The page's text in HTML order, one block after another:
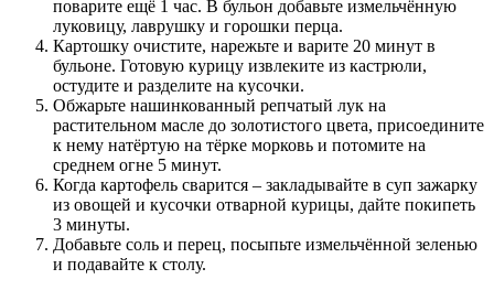
поварите ещё 1 час. В бульон добавьте измельчённую
луковицу, лаврушку и горошки перца.
Картошку очистите, нарежьте и варите 20 минут в
бульоне. Готовую курицу извлеките из кастрюли,
остудите и разделите на кусочки.
Обжарьте нашинкованный репчатый лук на
растительном масле до золотистого цвета, присоедините
к нему натёртую на тёрке морковь и потомите на
среднем огне 5 минут.
Когда картофель сварится – закладывайте в суп зажарку
из овощей и кусочки отварной курицы, дайте покипеть
3 минуты.
Добавьте соль и перец, посыпьте измельчённой зеленью
и подавайте к столу.